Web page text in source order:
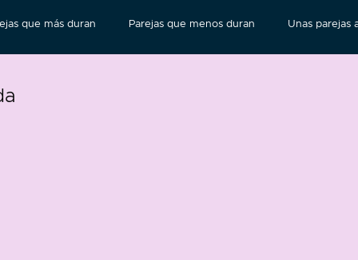
que más duran Parejas que menos duran Unas parejas